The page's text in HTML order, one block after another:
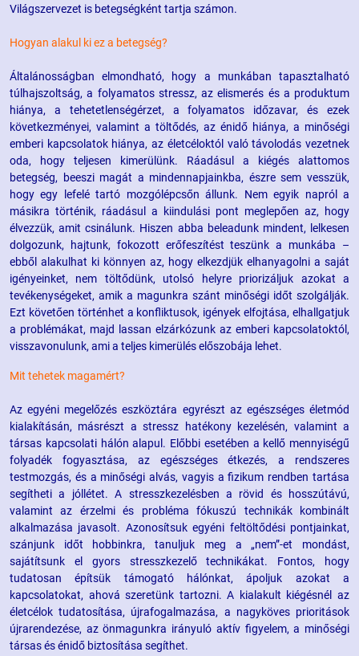
Világszervezet is betegségként tartja számon.
Hogyan alakul ki ez a betegség?
Általánosságban elmondható, hogy a munkában tapasztalható
túlhajszoltság, a folyamatos stressz, az elismerés és a produktum
hiánya, a tehetetlenségérzet, a folyamatos időzavar, és ezek
következményei, valamint a töltődés, az énidő hiánya, a minőségi
emberi kapcsolatok hiánya, az életcéloktól való távolodás vezetnek
oda, hogy teljesen kimerülünk. Ráadásul a kiégés alattomos
betegség, beeszi magát a mindennapjainkba, észre sem vesszük,
hogy egy lefelé tartó mozgólépcsőn állunk. Nem egyik napról a
másikra történik, ráadásul a kiindulási pont meglepően az, hogy
élvezzük, amit csinálunk. Hiszen abba beleadunk mindent, lelkesen
dolgozunk, hajtunk, fokozott erőfeszítést teszünk a munkába –
ebből alakulhat ki könnyen az, hogy elkezdjük elhanyagolni a saját
igényeinket, nem töltődünk, utolsó helyre priorizáljuk azokat a
tevékenységeket, amik a magunkra szánt minőségi időt szolgálják.
Ezt követően történhet a konfliktusok, igények elfojtása, elhallgatjuk
a problémákat, majd lassan elzárkózunk az emberi kapcsolatoktól,
visszavonulunk, ami a teljes kimerülés előszobája lehet.
Mit tehetek magamért?
Az egyéni megelőzés eszköztára egyrészt az egészséges életmód
kialakításán, másrészt a stressz hatékony kezelésén, valamint a
társas kapcsolati hálón alapul. Előbbi esetében a kellő mennyiségű
folyadék fogyasztása, az egészséges étkezés, a rendszeres
testmozgás, és a minőségi alvás, vagyis a fizikum rendben tartása
segítheti a jóllétet. A stresszkezelésben a rövid és hosszútávú,
valamint az érzelmi és probléma fókuszú technikák kombinált
alkalmazása javasolt. Azonosítsuk egyéni feltöltődési pontjainkat,
szánjunk időt hobbinkra, tanuljuk meg a „nem”-et mondást,
sajátítsunk el gyors stresszkezelő technikákat. Fontos, hogy
tudatosan építsük támogató hálónkat, ápoljuk azokat a
kapcsolatokat, ahová szeretünk tartozni. A kialakult kiégésnél az
életcélok tudatosítása, újrafogalmazása, a nagyköves prioritások
újrarendezése, az önmagunkra irányuló aktív figyelem, a minőségi
társas és énidő biztosítása segíthet.